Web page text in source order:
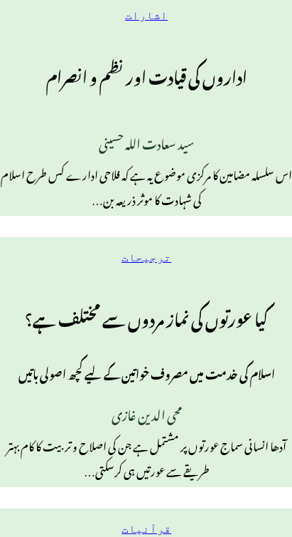
اشارات
اداروں کی قیادت اور نظم و انصرام
سید سعادت اللہ حسینی
اس سلسلہ مضامین کا مرکزی موضوع یہ ہے کہ فلاحی ادارے کس طرح اسلام
کی شہادت کا موثر ذریعہ بن…
ترجیحات
کیا عورتوں کی نماز مردوں سے مختلف ہے؟
اسلام کی خدمت میں مصروف خواتین کے لیے کچھ اصولی باتیں
محی الدین غازی
آدھا انسانی سماج عورتوں پر مشتمل ہے جن کی اصلاح و تربیت کا کام بہتر
طریقے سے عورتیں ہی کرسکتی…
قرآنیات